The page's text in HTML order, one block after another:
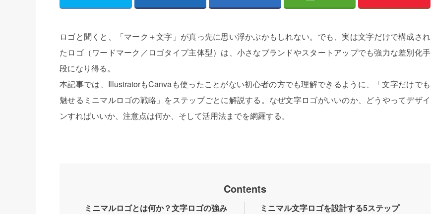
ロゴと聞くと、「マーク＋文字」が真っ先に思い浮かぶかもしれない。でも、実は文字だけで構成され
たロゴ（ワードマーク／ロゴタイプ主体型）は、小さなブランドやスタートアップでも強力な差別化手
段になり得る。
本記事では、IllustratorもCanvaも使ったことがない初心者の方でも理解できるように、「文字だけでも
魅せるミニマルロゴの戦略」をステップごとに解説する。なぜ文字ロゴがいいのか、どうやってデザイ
ンすればいいか、注意点は何か、そして活用法までを網羅する。
Contents
ミニマルロゴとは何か？文字ロゴの強み ミニマル文字ロゴを設計する5ステップ